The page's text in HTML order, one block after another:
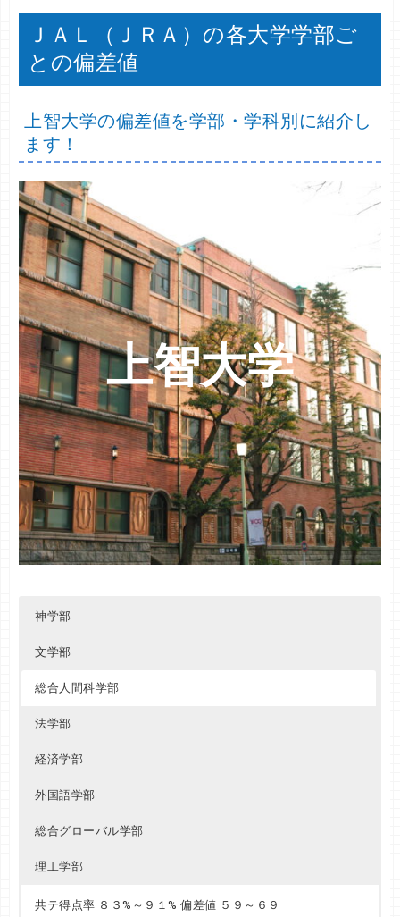
ＪＡＬ（ＪＲＡ）の各大学学部ご
との偏差値
上智大学の偏差値を学部・学科別に紹介し
ます！
上智大学
神学部
文学部
総合人間科学部
法学部
経済学部
外国語学部
総合グローバル学部
理工学部
共テ得点率 ８３%～９１% 偏差値 ５９～６９